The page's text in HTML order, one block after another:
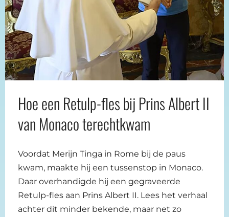
Hoe een Retulp-fles bij Prins Albert II
van Monaco terechtkwam
Voordat Merijn Tinga in Rome bij de paus
kwam, maakte hij een tussenstop in Monaco.
Daar overhandigde hij een gegraveerde
Retulp-fles aan Prins Albert II. Lees het verhaal
achter dit minder bekende, maar net zo